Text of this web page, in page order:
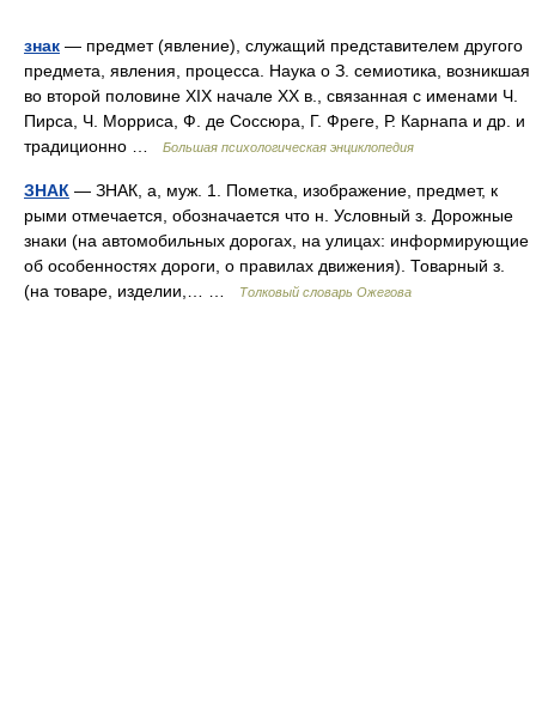
знак — предмет (явление), служащий представителем другого
предмета, явления, процесса. Наука о З. семиотика, возникшая
во второй половине XIX начале ХХ в., связанная с именами Ч.
Пирса, Ч. Морриса, Ф. де Соссюра, Г. Фреге, Р. Карнапа и др. и
традиционно …
Большая психологическая энциклопедия
ЗНАК — ЗНАК, а, муж. 1. Пометка, изображение, предмет, к
рыми отмечается, обозначается что н. Условный з. Дорожные
знаки (на автомобильных дорогах, на улицах: информирующие
об особенностях дороги, о правилах движения). Товарный з.
(на товаре, изделии,… …
Толковый словарь Ожегова